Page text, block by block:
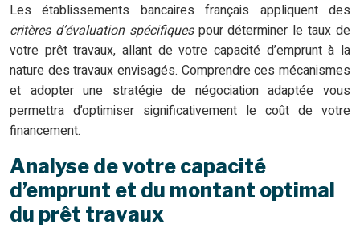
Les établissements bancaires français appliquent des
critères d’évaluation spécifiquespour déterminer le taux de
votre prêt travaux, allant de votre capacité d’emprunt à la
nature des travaux envisagés. Comprendre ces mécanismes
et adopter une stratégie de négociation adaptée vous
permettra d’optimiser significativement le coût de votre
financement.
Analyse de votre capacité
d’emprunt et du montant optimal
du prêt travaux